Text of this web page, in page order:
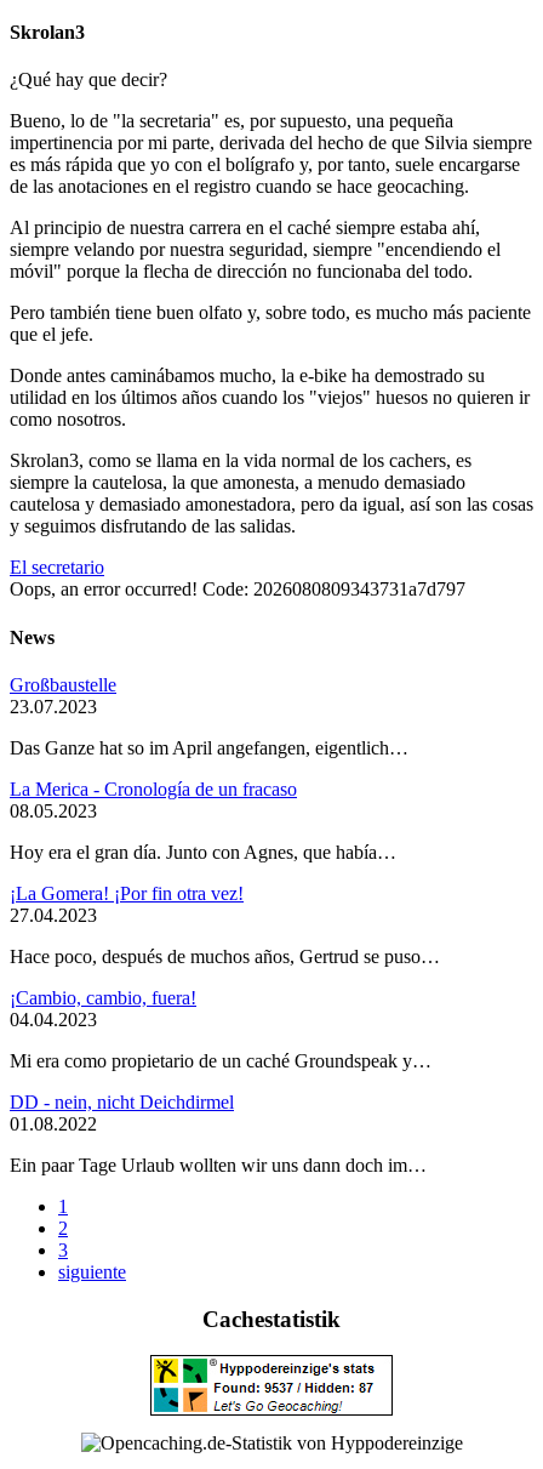
Skrolan3
¿Qué hay que decir?
Bueno, lo de "la secretaria" es, por supuesto, una pequeña
impertinencia por mi parte, derivada del hecho de que Silvia siempre
es más rápida que yo con el bolígrafo y, por tanto, suele encargarse
de las anotaciones en el registro cuando se hace geocaching.
Al principio de nuestra carrera en el caché siempre estaba ahí,
siempre velando por nuestra seguridad, siempre "encendiendo el
móvil" porque la flecha de dirección no funcionaba del todo.
Pero también tiene buen olfato y, sobre todo, es mucho más paciente
que el jefe.
Donde antes caminábamos mucho, la e-bike ha demostrado su
utilidad en los últimos años cuando los "viejos" huesos no quieren ir
como nosotros.
Skrolan3, como se llama en la vida normal de los cachers, es
siempre la cautelosa, la que amonesta, a menudo demasiado
cautelosa y demasiado amonestadora, pero da igual, así son las cosas
y seguimos disfrutando de las salidas.
El secretario
Oops, an error occurred! Code: 2026080809343731a7d797
News
Großbaustelle
23.07.2023
Das Ganze hat so im April angefangen, eigentlich…
La Merica - Cronología de un fracaso
08.05.2023
Hoy era el gran día. Junto con Agnes, que había…
¡La Gomera! ¡Por fin otra vez!
27.04.2023
Hace poco, después de muchos años, Gertrud se puso…
¡Cambio, cambio, fuera!
04.04.2023
Mi era como propietario de un caché Groundspeak y…
DD - nein, nicht Deichdirmel
01.08.2022
Ein paar Tage Urlaub wollten wir uns dann doch im…
1
2
3
siguiente
Cachestatistik